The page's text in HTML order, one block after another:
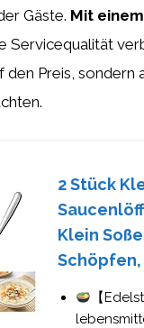
Gäste. Mit
Servicequalität
den Preis,
2 Stück
Klein
【